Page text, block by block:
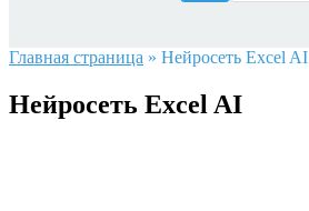
Главная страница » Нейросеть Excel AI
Нейросеть Excel AI